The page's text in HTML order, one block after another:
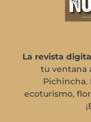
La revista
tu ventana
Pichincha.
ecoturismo,